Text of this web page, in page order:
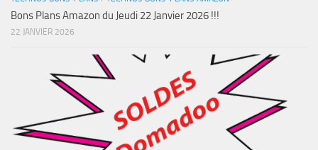
Bons Plans Amazon du Jeudi 22 Janvier 2026 !!!
22 JANVIER 2026